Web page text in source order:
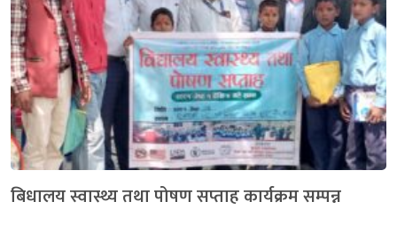
बिधालय स्वास्थ्य तथा पोषण सप्ताह कार्यक्रम सम्पन्न